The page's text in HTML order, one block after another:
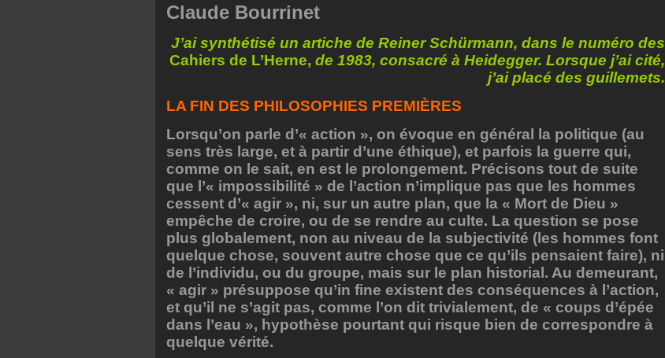
Claude Bourrinet
J’ai synthétisé un artiche de Reiner Schürmann, dans le numéro des
Cahiers de L’Herne, de 1983, consacré à Heidegger. Lorsque j’ai cité,
j’ai placé des guillemets.
LA FIN DES PHILOSOPHIES PREMIÈRES
Lorsqu’on parle d’« action », on évoque en général la politique (au
sens très large, et à partir d’une éthique), et parfois la guerre qui,
comme on le sait, en est le prolongement. Précisons tout de suite
que l’« impossibilité » de l’action n’implique pas que les hommes
cessent d’« agir », ni, sur un autre plan, que la « Mort de Dieu »
empêche de croire, ou de se rendre au culte. La question se pose
plus globalement, non au niveau de la subjectivité (les hommes font
quelque chose, souvent autre chose que ce qu’ils pensaient faire), ni
de l’individu, ou du groupe, mais sur le plan historial. Au demeurant,
« agir » présuppose qu’in fine existent des conséquences à l’action,
et qu’il ne s’agit pas, comme l’on dit trivialement, de « coups d’épée
dans l’eau », hypothèse pourtant qui risque bien de correspondre à
quelque vérité.